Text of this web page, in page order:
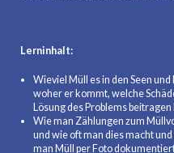
Lerninhalt:
Wieviel Müll es in den Seen
woher er kommt, welche
Lösung des Problems
Wie man Zählungen zum
und wie oft man dies macht
man Müll per Foto